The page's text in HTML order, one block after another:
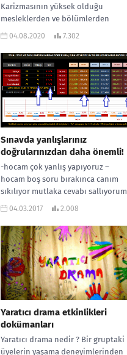
Karizmasının yüksek olduğu
mesleklerden ve bölümlerden
biridir. Devlet kurumlarında ya...
04.08.2020 7.302
Sınavda yanlışlarınız
doğrularınızdan daha önemli!
-hocam çok yanlış yapıyoruz –
hocam boş soru bırakınca canım
sıkılıyor mutlaka cevabı sallıyorum
– hocam konuları yetiştiremiyorum
04.03.2017 2.008
Yaratıcı drama etkinlikleri
dokümanları
Yaratıcı drama nedir ? Bir gruptaki
üyelerin yaşama deneyimlerinden